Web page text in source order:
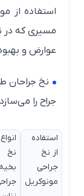
استفاده از
مسیری که در
عوارض و بهبود
نخ جراحان طب
جراح را می‌سازد
استفاده
از نخ
جراحی
مونوکریل
انواع
بخیه
جراحی